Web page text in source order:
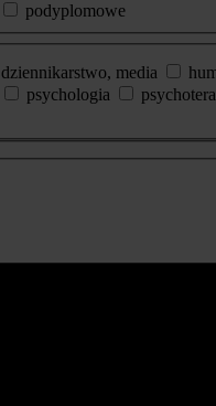
podyplomowe
dziennikarstwo, media
psychologia